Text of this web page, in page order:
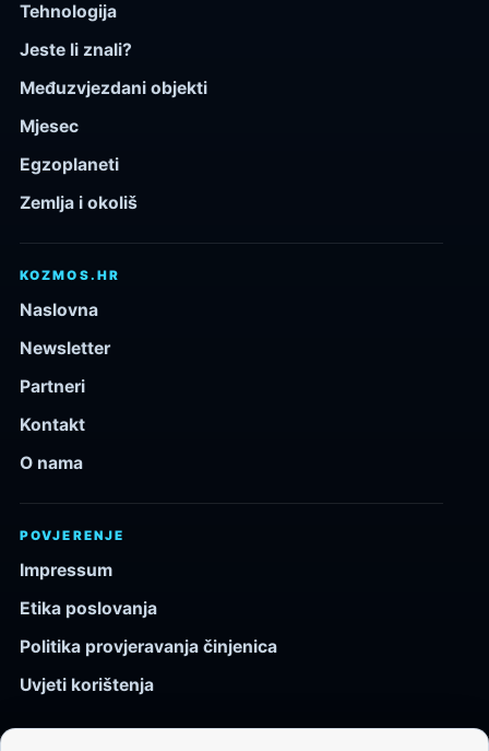
Tehnologija
Jeste li znali?
Međuzvjezdani objekti
Mjesec
Egzoplaneti
Zemlja i okoliš
KOZMOS.HR
Naslovna
Newsletter
Partneri
Kontakt
O nama
POVJERENJE
Impressum
Etika poslovanja
Politika provjeravanja činjenica
Uvjeti korištenja